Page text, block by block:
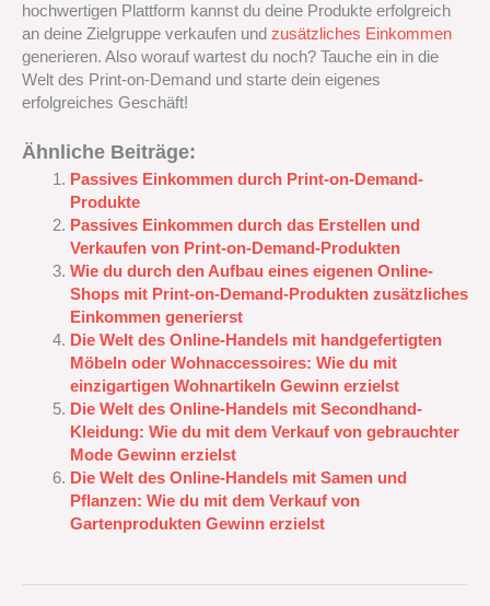
hochwertigen Plattform kannst du deine Produkte erfolgreich
an deine Zielgruppe verkaufen und zusätzliches Einkommen
generieren. Also worauf wartest du noch? Tauche ein in die
Welt des Print-on-Demand und starte dein eigenes
erfolgreiches Geschäft!
Ähnliche Beiträge:
Passives Einkommen durch Print-on-Demand-
Produkte
Passives Einkommen durch das Erstellen und
Verkaufen von Print-on-Demand-Produkten
Wie du durch den Aufbau eines eigenen Online-
Shops mit Print-on-Demand-Produkten zusätzliches
Einkommen generierst
Die Welt des Online-Handels mit handgefertigten
Möbeln oder Wohnaccessoires: Wie du mit
einzigartigen Wohnartikeln Gewinn erzielst
Die Welt des Online-Handels mit Secondhand-
Kleidung: Wie du mit dem Verkauf von gebrauchter
Mode Gewinn erzielst
Die Welt des Online-Handels mit Samen und
Pflanzen: Wie du mit dem Verkauf von
Gartenprodukten Gewinn erzielst